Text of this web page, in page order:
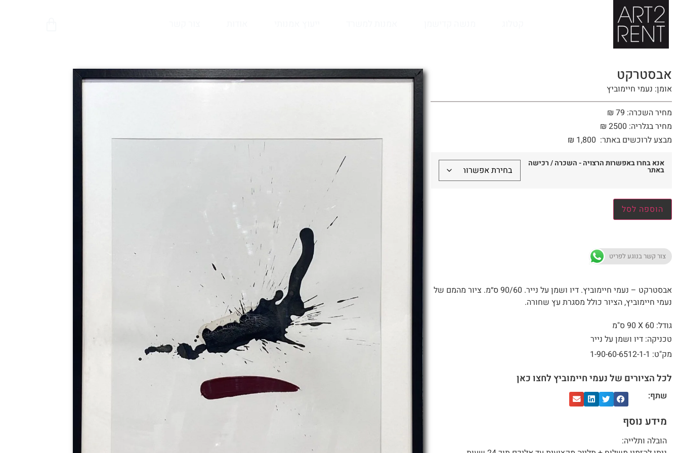
לתוכן
אבסטרקט
אומן: נעמי חיימוביץ
מחיר השכרה: 79 ₪
מחיר בגלריה: 2500 ₪
מבצע לרוכשים באתר:
₪ 1,800
אנא בחרו באפשרות הרצויה - השכרה / רכישה
באתר
הוספה לסל
צור קשר בנוגע לפריט
אבסטרקט – נעמי חיימוביץ. דיו ושמן על נייר. 90/60 ס״מ. ציור מהמם של
נעמי חיימוביץ, הציור כולל מסגרת עץ שחורה.
גודל: 60 X
90 ס"מ
טכניקה: דיו ושמן על נייר
מק"ט: 1-90-60-6512-1-1
לכל הציורים של נעמי חיימוביץ לחצו כאן
שתף:
מידע נוסף
הובלה ותלייה: